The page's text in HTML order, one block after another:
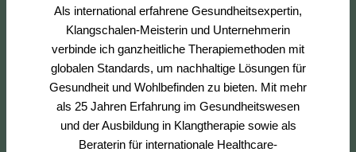
Als international erfahrene Gesundheitsexpertin,
Klangschalen-Meisterin und Unternehmerin
verbinde ich ganzheitliche Therapiemethoden mit
globalen Standards, um nachhaltige Lösungen für
Gesundheit und Wohlbefinden zu bieten. Mit mehr
als 25 Jahren Erfahrung im Gesundheitswesen
und der Ausbildung in Klangtherapie sowie als
Beraterin für internationale Healthcare-